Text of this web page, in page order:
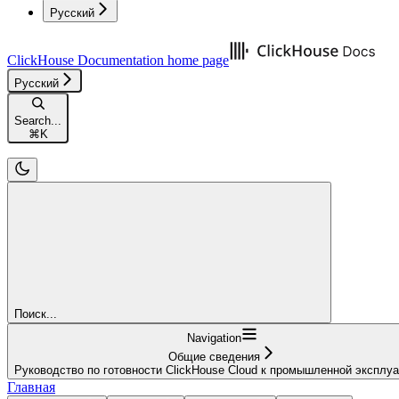
Русский
ClickHouse Documentation home page
Русский
Search...
⌘ K
Поиск...
Navigation
Общие сведения
Руководство по готовности ClickHouse Cloud к промышленной
Главная